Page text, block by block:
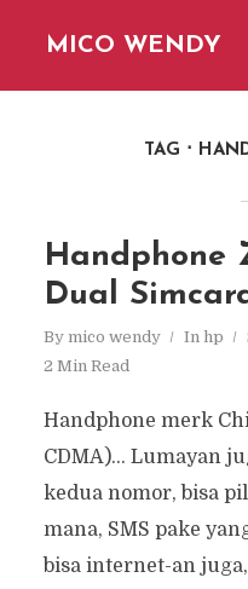
MICO WENDY
TAG
Handphone
Dual
By mico wendy In hp
2 Min Read
Handphone merk
CDMA)... Lumayan
kedua nomor, bisa
mana, SMS pake
bisa internet-an